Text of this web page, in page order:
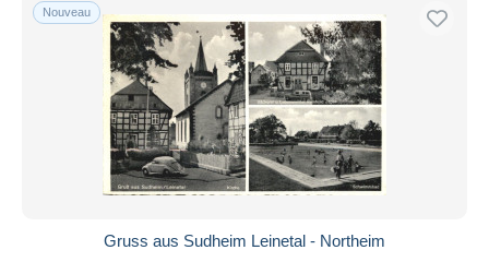
Nouveau
Gruss aus Sudheim Leinetal - Northeim